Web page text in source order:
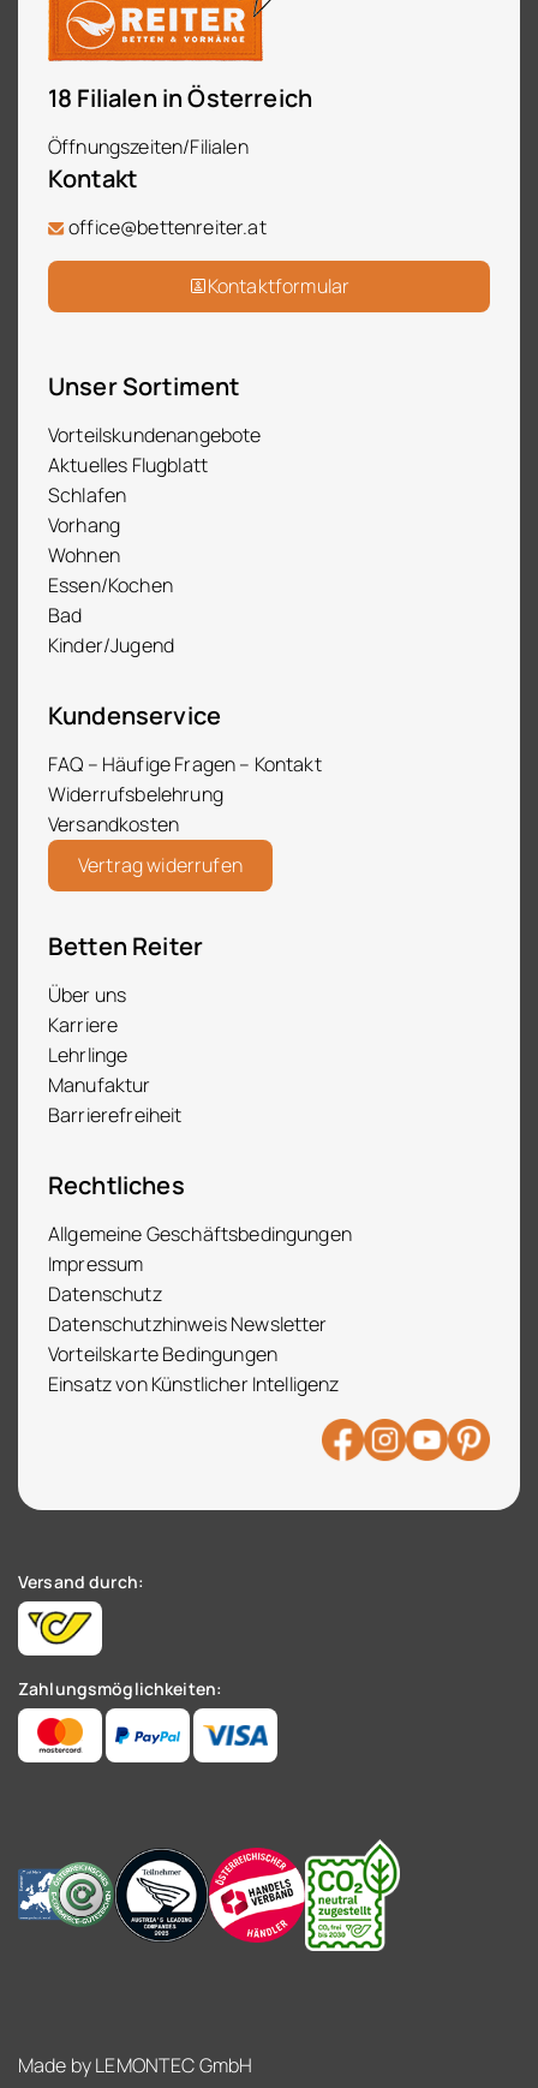
18 Filialen in Österreich
Öffnungszeiten/Filialen
Kontakt
office@bettenreiter.at
Kontaktformular
Unser Sortiment
Vorteilskundenangebote
Aktuelles Flugblatt
Schlafen
Vorhang
Wohnen
Essen/Kochen
Bad
Kinder/Jugend
Kundenservice
FAQ – Häufige Fragen – Kontakt
Widerrufsbelehrung
Versandkosten
Vertrag widerrufen
Betten Reiter
Über uns
Karriere
Lehrlinge
Manufaktur
Barrierefreiheit
Rechtliches
Allgemeine Geschäftsbedingungen
Impressum
Datenschutz
Datenschutzhinweis Newsletter
Vorteilskarte Bedingungen
Einsatz von Künstlicher Intelligenz
Versand durch:
Zahlungsmöglichkeiten:
Made byLEMONTEC GmbH